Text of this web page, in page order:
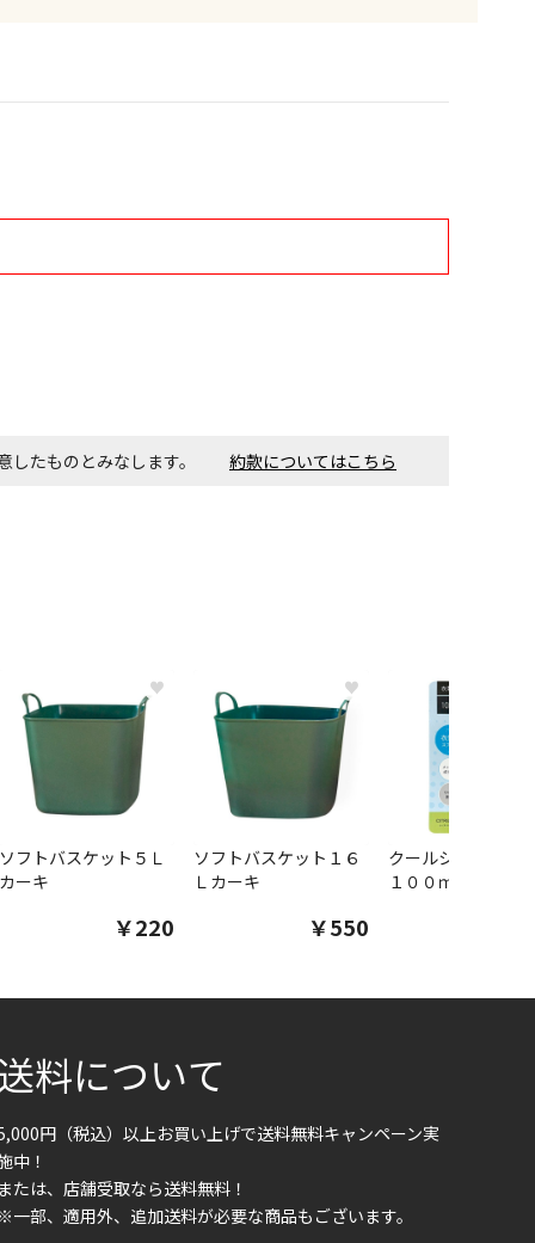
意したものとみなします。 約款についてはこちら
♥
ソフトバスケット５Ｌ
カーキ
￥220
♥
ソフトバスケット１６
Ｌカーキ
￥550
クールシャツスプ
１００ｍｌ
料について
円（税込）以上お買い上げで送料無料キャンペーン実
中！
または、店舗受取なら送料無料！
※一部、適用外、追加送料が必要な商品もございます。